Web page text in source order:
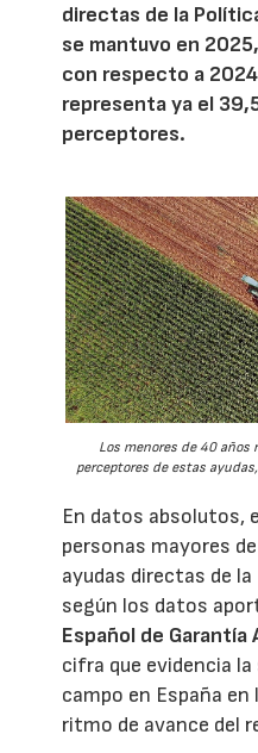
directas de la
se mantuvo en
con respecto a
representa ya el
perceptores.
Los menores de 40
perceptores de estas
En datos absolutos,
personas mayores
ayudas directas de la
según los datos
Español de Garantía
cifra que evidencia
campo en España en
ritmo de avance del